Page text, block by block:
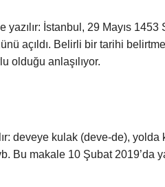
yazılır: İstanbul, 29 Mayıs
açıldı. Belirli bir tarihi
olduğu anlaşılıyor.
deveye kulak (deve-de),
Bu makale 10 Şubat 2019’da